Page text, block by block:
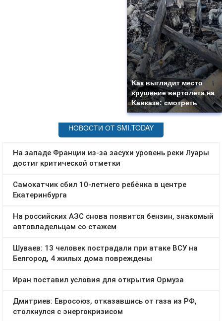
Как выглядит место
крушение вертолета на
Кавказе: смотреть